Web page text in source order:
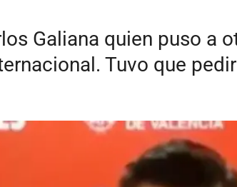
Galiana quien puso a
Tuvo que